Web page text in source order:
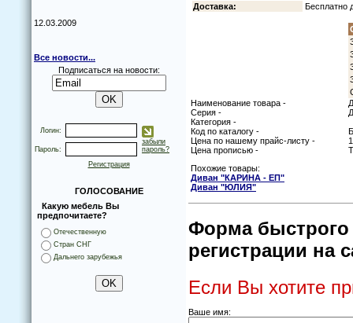
12.03.2009
Все новости...
Подписаться на новости:
Логин:
Пароль:
забыли
пароль?
Регистрация
ГОЛОСОВАНИЕ
Какую мебель Вы
предпочитаете?
Отечественную
Стран СНГ
Дальнего зарубежья
Дoставка:
Бесплатнo
Наименование товара -
Серия -
Категория -
Код по каталогу -
Цена по нашему прайс-листу -
Цена прописью -
Похожие товары:
Диван "КАРИНА - ЕП"
Диван "ЮЛИЯ"
Форма быстрого
регистрации на
Если Вы хотите
Ваше имя: